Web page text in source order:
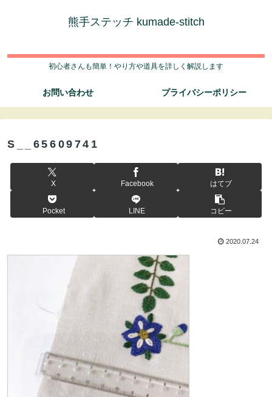
熊手ステッチ kumade-stitch
初心者さんも簡単！やり方や道具を詳しく解説します
お問い合わせ プライバシーポリシー
S__65609741
X Facebook はてブ
Pocket LINE コピー
2020.07.24